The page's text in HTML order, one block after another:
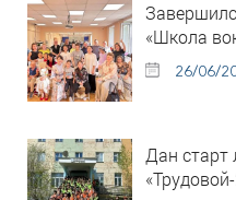
«Школа
26/06/
Дан старт